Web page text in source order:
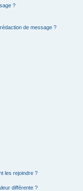
?
de message ?
les rejoindre ?
différente ?